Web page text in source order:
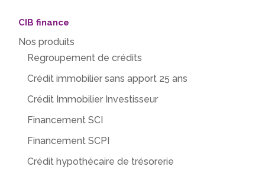
CIB finance
Nos produits
Regroupement de crédits
Crédit immobilier sans apport 25 ans
Crédit Immobilier Investisseur
Financement SCI
Financement SCPI
Crédit hypothécaire de trésorerie